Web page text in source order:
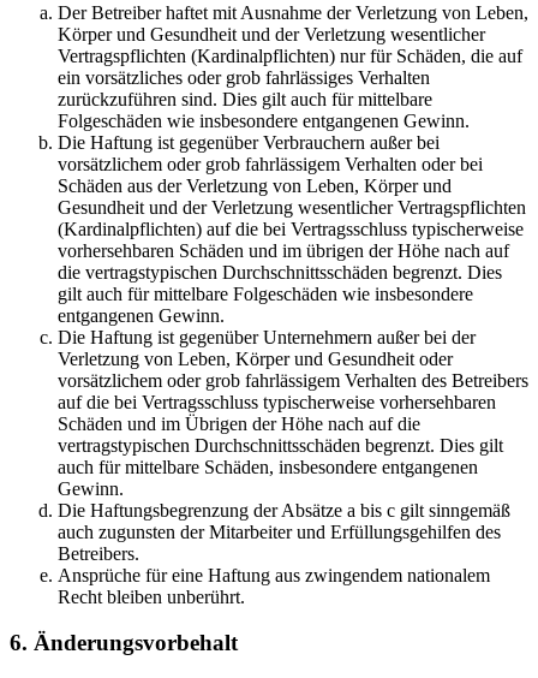
Der Betreiber haftet mit Ausnahme der Verletzung von Leben,
Körper und Gesundheit und der Verletzung wesentlicher
Vertragspflichten (Kardinalpflichten) nur für Schäden, die auf
ein vorsätzliches oder grob fahrlässiges Verhalten
zurückzuführen sind. Dies gilt auch für mittelbare
Folgeschäden wie insbesondere entgangenen Gewinn.
Die Haftung ist gegenüber Verbrauchern außer bei
vorsätzlichem oder grob fahrlässigem Verhalten oder bei
Schäden aus der Verletzung von Leben, Körper und
Gesundheit und der Verletzung wesentlicher Vertragspflichten
(Kardinalpflichten) auf die bei Vertragsschluss typischerweise
vorhersehbaren Schäden und im übrigen der Höhe nach auf
die vertragstypischen Durchschnittsschäden begrenzt. Dies
gilt auch für mittelbare Folgeschäden wie insbesondere
entgangenen Gewinn.
Die Haftung ist gegenüber Unternehmern außer bei der
Verletzung von Leben, Körper und Gesundheit oder
vorsätzlichem oder grob fahrlässigem Verhalten des Betreibers
auf die bei Vertragsschluss typischerweise vorhersehbaren
Schäden und im Übrigen der Höhe nach auf die
vertragstypischen Durchschnittsschäden begrenzt. Dies gilt
auch für mittelbare Schäden, insbesondere entgangenen
Gewinn.
Die Haftungsbegrenzung der Absätze a bis c gilt sinngemäß
auch zugunsten der Mitarbeiter und Erfüllungsgehilfen des
Betreibers.
Ansprüche für eine Haftung aus zwingendem nationalem
Recht bleiben unberührt.
6. Änderungsvorbehalt